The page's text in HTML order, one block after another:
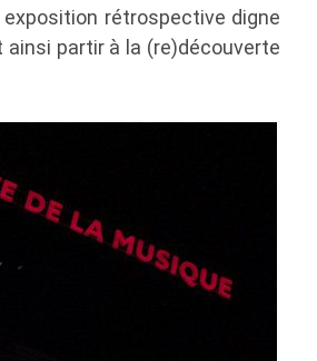
exposition rétrospective digne
partir à la (re)découverte